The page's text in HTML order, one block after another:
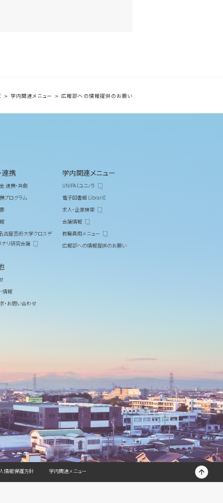
学内関連メニュー 広報部への情報提供のお願い
連携
連携・共創
プログラム
古屋芸術大学クロスデ
ナリ研究会議
情報
・お問い合わせ
学内関連メニュー
UNIPA（ユニパ）
電子図書館 LibrariE
求人・企業検索
会議情報
教職員用メニュー
広報部への情報提供のお願い
情報保護方針 学内関連メニュー T
O
P